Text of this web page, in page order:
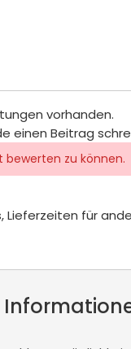
vorhanden.
einen Beitrag
bewerten zu können.
Lieferzeiten für